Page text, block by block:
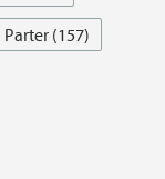
Parter (157)